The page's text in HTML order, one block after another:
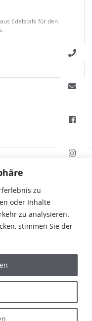
zu
oder Inhalte
zu analysieren.
stimmen Sie der
Edelstahl für den